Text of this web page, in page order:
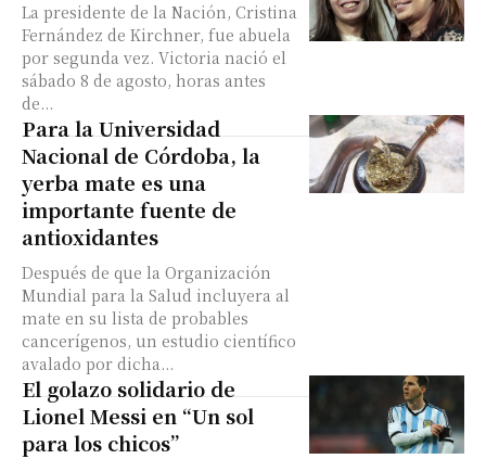
La presidente de la Nación, Cristina
Fernández de Kirchner, fue abuela
por segunda vez. Victoria nació el
sábado 8 de agosto, horas antes
de...
Para la Universidad
Nacional de Córdoba, la
yerba mate es una
importante fuente de
antioxidantes
Después de que la Organización
Mundial para la Salud incluyera al
mate en su lista de probables
cancerígenos, un estudio científico
avalado por dicha...
El golazo solidario de
Lionel Messi en “Un sol
para los chicos”